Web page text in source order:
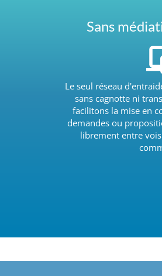
Sans
Le seul réseau
sans cagnotte ni
facilitons la mise en
demandes ou
librement entre